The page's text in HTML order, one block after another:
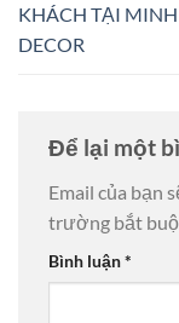
KHÁCH TẠI
DECOR
Để lại một
Email của bạn
trường bắt
Bình luận*